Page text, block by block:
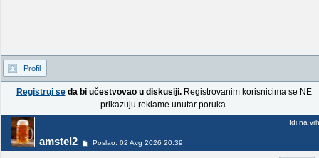
Profil
Registruj seda bi učestvovao u diskusiji.Registrovanim korisnicima se NE
prikazuju reklame unutar poruka.
amstel2 Poslao: 02 Avg 2026 20:39
Idi na vrh